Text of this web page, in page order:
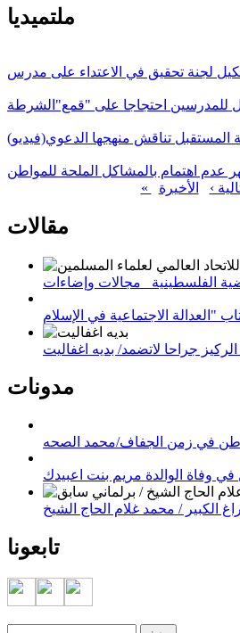
ملتميديا
لجنة تحقيق في الاعتداء على مدرس
للمدرسين احتجاجا على "قمع"الشرطة
المستقبل تناقش منهجها الدعوي(فيديو)
عدم اهتمام بالمشاكل الملحة للمواطن
›
مقالات
الفلسطينية_ مجالات وإضاءات
جراحا لاتضمد/ بديه اغفاليت
مدونات
في زمن الجفاف/محمد الصحه
وفاة الوالدة مريم بنت اعبيدك
الكبير / محمد غلام الحاج الشيخ
تابعونا